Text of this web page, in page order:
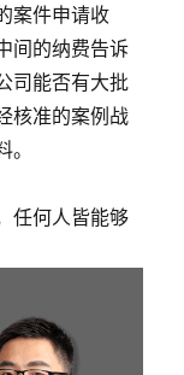
案件申请收
间的纳费告诉
司能否有大批
核准的案例战
何人皆能够